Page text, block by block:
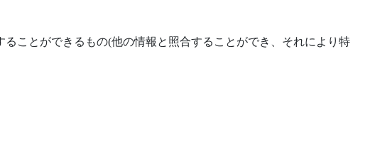
ることができるもの(他の情報と照合することができ、それにより特